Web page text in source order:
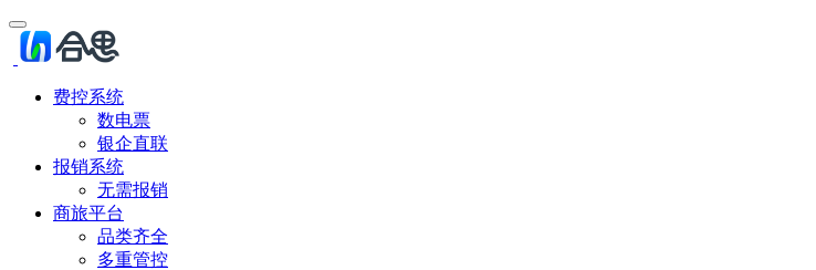
费控系统
数电票
银企直联
报销系统
无需报销
商旅平台
品类齐全
多重管控